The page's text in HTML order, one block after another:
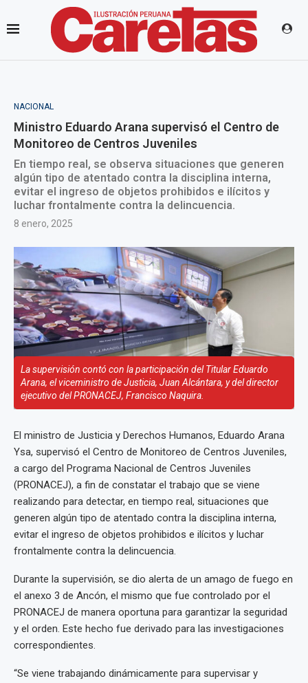
NACIONAL
Ministro Eduardo Arana supervisó el Centro de
Monitoreo de Centros Juveniles
En tiempo real, se observa situaciones que generen
algún tipo de atentado contra la disciplina interna,
evitar el ingreso de objetos prohibidos e ilícitos y
luchar frontalmente contra la delincuencia.
8 enero, 2025
La supervisión contó con la participación del Titular Eduardo
Arana, el viceministro de Justicia, Juan Alcántara, y del director
ejecutivo del PRONACEJ, Francisco Naquira.
El ministro de Justicia y Derechos Humanos, Eduardo Arana
Ysa, supervisó el Centro de Monitoreo de Centros Juveniles,
a cargo del Programa Nacional de Centros Juveniles
(PRONACEJ), a fin de constatar el trabajo que se viene
realizando para detectar, en tiempo real, situaciones que
generen algún tipo de atentado contra la disciplina interna,
evitar el ingreso de objetos prohibidos e ilícitos y luchar
frontalmente contra la delincuencia.
Durante la supervisión, se dio alerta de un amago de fuego en
el anexo 3 de Ancón, el mismo que fue controlado por el
PRONACEJ de manera oportuna para garantizar la seguridad
y el orden. Este hecho fue derivado para las investigaciones
correspondientes.
“Se viene trabajando dinámicamente para supervisar y